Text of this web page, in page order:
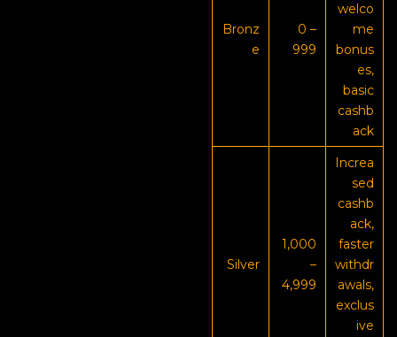
Bronz
e
0 –
999
welco
me
bonus
es,
basic
cashb
ack
Silver
1,000
–
4,999
Increa
sed
cashb
ack,
faster
withdr
awals,
exclus
ive